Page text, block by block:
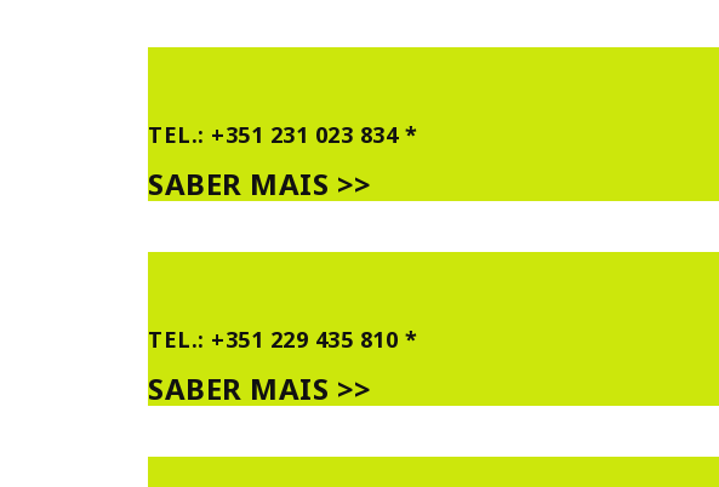
TEL.: +351 231 023 834 *
SABER MAIS >>
TEL.: +351 229 435 810 *
SABER MAIS >>